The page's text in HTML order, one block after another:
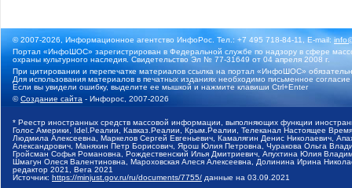
© 2007-2026, Информационное агентство ИнфоРос. Тел.: +7 495 718-84-11, E-mail:
Портал «ИнфоШОС» зарегистрирован в Федеральной службе по надзору в сфере
охраны культурного наследия. Свидетельство Эл № 77-31649 от 04 апреля 2008 г.
При цитировании и перепечатке материалов ссылка на портал «ИнфоШОС»
Для использования материалов в печатных изданиях необходимо письменное
Если вы увидели ошибку, выделите ее мышкой и нажмите клавиши Ctrl+Enter
©Создание сайта - Инфорос, 2007-2026
* Реестр иностранных средств массовой информации, выполняющих функции
Голос Америки, Idel.Реалии, Кавказ.Реалии, Крым.Реалии, Телеканал Настоящее
Людмила Алексеевна, Маркелов Сергей Евгеньевич, Камалягин Денис Николаевич,
Александрович, Маняхин Петр Борисович, Ярош Юлия Петровна, Чуракова Ольга
Гройсман Софья Романовна, Рождественский Илья Дмитриевич, Апухтина Юлия
Шмагун Олеся Валентиновна, Мароховская Алеся Алексеевна, Долинина Ирина
редактор 2021, Вега 2021
Источник: https://minjust.gov.ru/ru/documents/7755/ данные на 03.09.2021